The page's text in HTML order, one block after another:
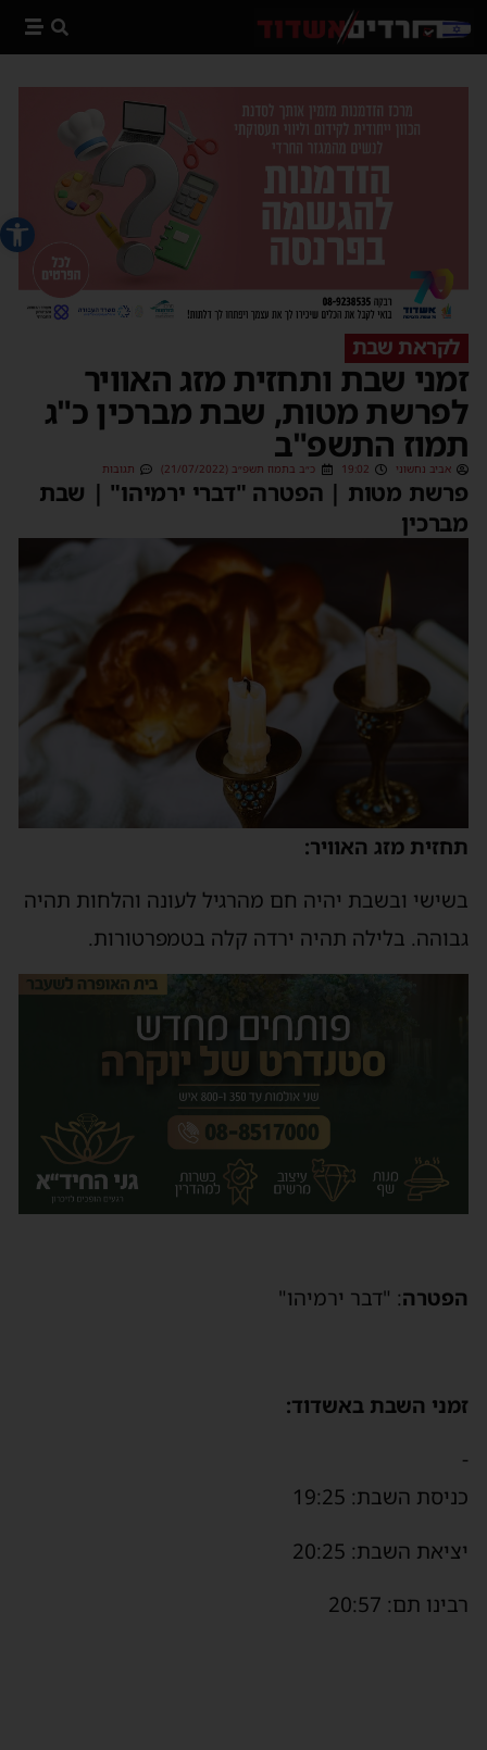
פתח
לקראת שבת
זמני שבת ותחזית מזג האוויר
לפרשת מטות, שבת מברכין כ"ג
תמוז התשפ"ב
אביב נחשוני 19:02 כ״ב בתמוז תשפ״ב (21/07/2022) תגובות
פרשת מטות | הפטרה "דברי ירמיהו" | שבת
מברכין
תחזית מזג האוויר:
בשישי ובשבת יהיה חם מהרגיל לעונה והלחות תהיה
גבוהה. בלילה תהיה ירדה קלה בטמפרטורות.
הפטרה: "דבר ירמיהו"
זמני השבת באשדוד:
-
כניסת השבת: 19:25
יציאת השבת: 20:25
רבינו תם: 20:57